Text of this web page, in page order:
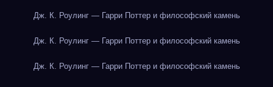
Дж. К. Роулинг — Гарри Поттер и философский камень
Дж. К. Роулинг — Гарри Поттер и философский камень
Дж. К. Роулинг — Гарри Поттер и философский камень